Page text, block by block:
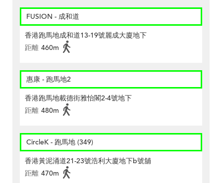
FUSION - 成和道
香港跑馬地成和道13-19號麗成大廈地下
距離 460m
惠康 - 跑馬地2
香港跑馬地載德街雅怡閣2-4號地下
距離 480m
CircleK - 跑馬地 (349)
香港黃泥涌道21-23號浩利大廈地下b號舖
距離 470m